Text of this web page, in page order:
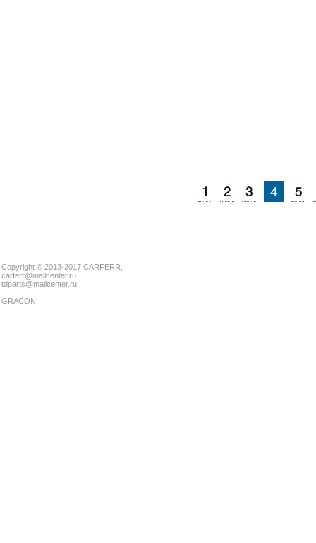
1 2 3 4 5
Copyright © 2013-2017 CARFERR,
carferr@mailcenter.ru
tdparts@mailcenter.ru
GRACON